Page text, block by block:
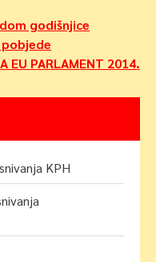
godišnjice
EU PARLAMENT 2014.
KPH